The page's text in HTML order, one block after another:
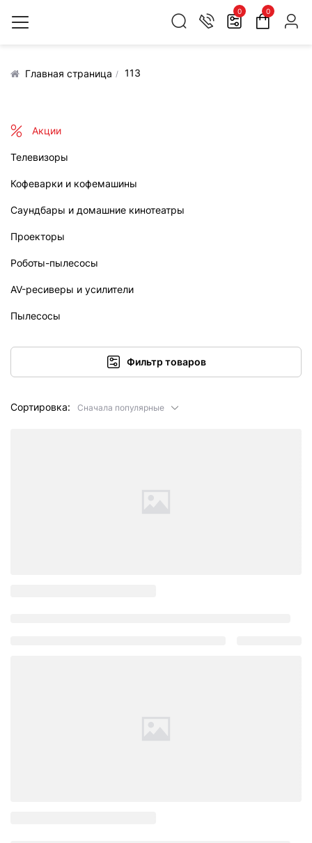
0 0
Главная страница 113
Акции
Телевизоры
Кофеварки и кофемашины
Саундбары и домашние кинотеатры
Проекторы
Роботы-пылесосы
AV-ресиверы и усилители
Пылесосы
Фильтр товаров
Сортировка: Сначала популярные